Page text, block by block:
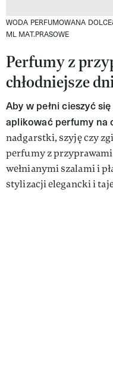
WODA PERFUMOWANA
ML MAT.PRASOWE
Perfumy z
chłodniejsze
Aby w pełni cieszyć
aplikować perfumy na
nadgarstki, szyję czy
perfumy z
wełnianymi szalami i
stylizacji elegancki i